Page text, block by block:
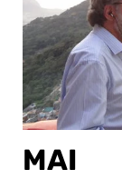
MAI